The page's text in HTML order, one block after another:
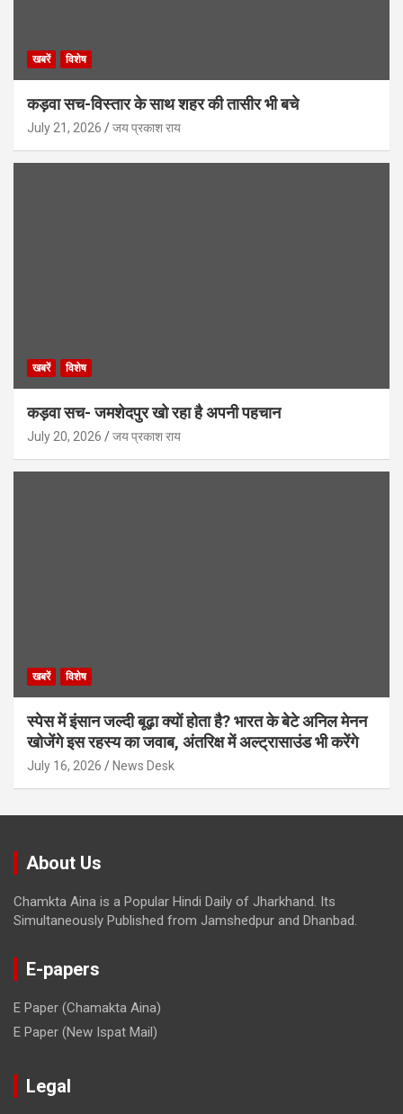
खबरें विशेष
कड़वा सच-विस्तार के साथ शहर की तासीर भी बचे
July 21, 2026 जय प्रकाश राय
खबरें विशेष
कड़वा सच- जमशेदपुर खो रहा है अपनी पहचान
July 20, 2026 जय प्रकाश राय
खबरें विशेष
स्पेस में इंसान जल्दी बूढ़ा क्यों होता है? भारत के बेटे अनिल मेनन
खोजेंगे इस रहस्य का जवाब, अंतरिक्ष में अल्ट्रासाउंड भी करेंगे
July 16, 2026 News Desk
About Us
Chamkta Aina is a Popular Hindi Daily of Jharkhand. Its
Simultaneously Published from Jamshedpur and Dhanbad.
E-papers
E Paper (Chamakta Aina)
E Paper (New Ispat Mail)
Legal